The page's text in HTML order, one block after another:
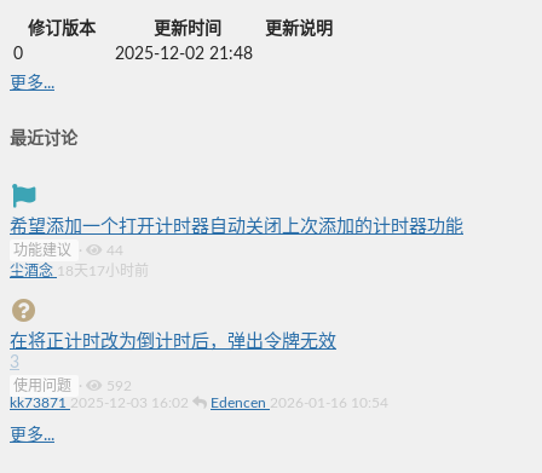
修订版本 更新时间
更新说明
0
2025-12-02 21:48
更多...
最近讨论
希望添加一个打开计时器自动关闭上次添加的计时器功能
功能建议 ·
44
尘酒念 18天17小时前
在将正计时改为倒计时后，弹出令牌无效
3
使用问题 ·
592
kk73871 2025-12-03 16:02 Edencen 2026-01-16 10:54
更多...